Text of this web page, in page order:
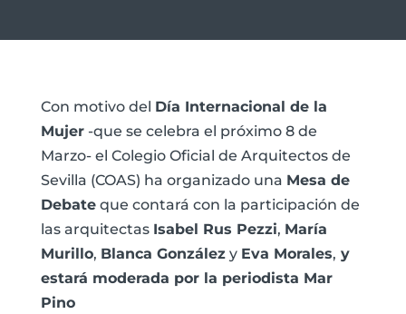
Con motivo del Día Internacional de la
Mujer-que se celebra el próximo 8 de
Marzo- el Colegio Oficial de Arquitectos de
Sevilla (COAS) ha organizado una Mesa de
Debateque contará con la participación de
las arquitectas Isabel Rus Pezzi, María
Murillo, Blanca Gonzálezy Eva Morales, y
estará moderada por la periodista Mar
Pino